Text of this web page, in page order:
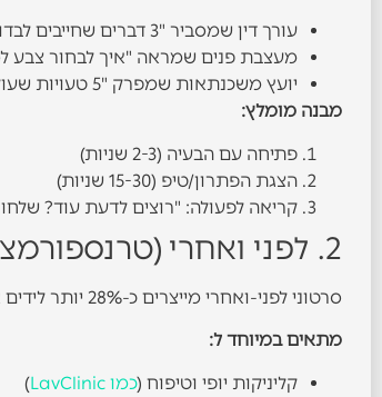
עורך דין שמסביר "3 דברים שחייבים לבדוק לפני חתימה על חוזה שכירות"
מעצבת פנים שמראה "איך לבחור צבע
יועץ משכנתאות שמפרק "5 טעויות שעולות לכם אלפי שקלים"
מבנה מומלץ:
פתיחה עם הבעיה (2-3 שניות)
הצגת הפתרון/טיפ (15-30 שניות)
קריאה לפעולה: "רוצים לדעת עוד? שלחו הודעה"
2. לפני ואחרי (טרנספורמציה)
סרטוני לפני-ואחרי מייצרים כ-28% יותר לידים איכותיים מתצוגות מוצר רגילות. הם עובדים כי הם מראים תוצאה מוחשית.
מתאים במיוחד ל:
קליניקות יופי וטיפוח (כמו LavClinic
)